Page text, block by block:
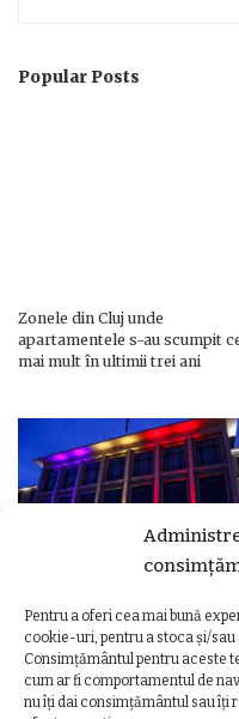
Pentru a oferi cea mai bună
cookie-uri, pentru a stoca și/
Consimțământul pentru aceste
cum ar fi comportamentul de
nu îți dai consimțământul sau îți
Popular Posts
Zonele din Cluj unde
apartamentele s-au scumpit
mai mult în ultimii trei ani
Ziua Unirii Principatelor
– Clădiri și poduri din Cluj,
iluminate în culorile drapelului